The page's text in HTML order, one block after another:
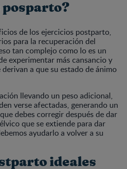
de los ejercicios postparto,
para la recuperación del
tan complejo como lo es un
experimentar más cansancio y
a que su estado de ánimo
llevando un peso adicional,
verse afectadas, generando un
debes corregir después de dar
que se extiende para dar
ayudarlo a volver a su
ideales